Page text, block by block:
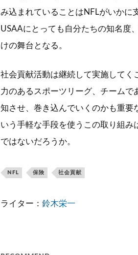
み込まれていることはNFLがいかに
USAAにとっても自分たちの知名度
けの舞台となる。
社会貢献活動は継続して実施して
力のあるスポーツリーグ、チーム
知させ、巻き込んでいくのかも重要
いう手軽な手段を使うこの取り組み
ではないだろうか。
NFL 保険 社会貢献
ライター： 鈴木栄一